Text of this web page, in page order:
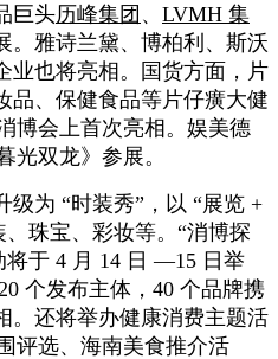
巨头历峰集团 、 LVMH 集
。雅诗兰黛、博柏利、斯沃
业也将亮相。国货方面，片
品、保健食品等片仔癀大健
博会上首次亮相。娱美德
光双龙》参展。
级为 “时装秀”，以 “展览 +
珠宝、彩妆等。“消博探
将于 4 月 14 日 —15 日举
个发布主体，40 个品牌携
。还将举办健康消费主题活
评选、海南美食推介活